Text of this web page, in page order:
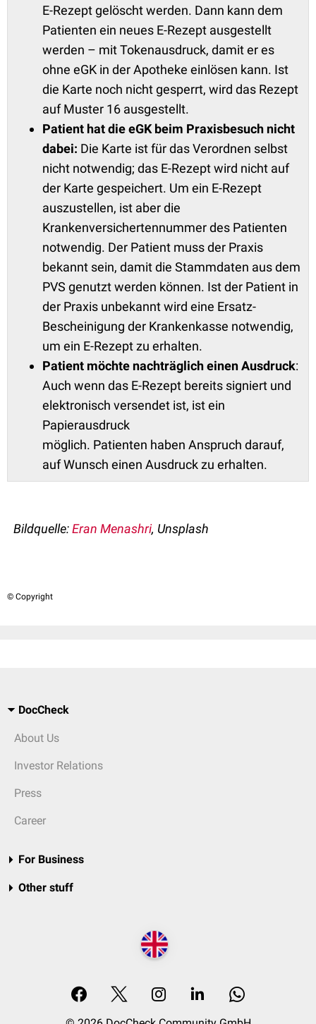
E-Rezept gelöscht werden. Dann kann dem
Patienten ein neues E-Rezept ausgestellt
werden – mit Tokenausdruck, damit er es
ohne eGK in der Apotheke einlösen kann. Ist
die Karte noch nicht gesperrt, wird das Rezept
auf Muster 16 ausgestellt.
Patient hat die eGK beim Praxisbesuch nicht
dabei: Die Karte ist für das Verordnen selbst
nicht notwendig; das E-Rezept wird nicht auf
der Karte gespeichert. Um ein E-Rezept
auszustellen, ist aber die
Krankenversichertennummer des Patienten
notwendig. Der Patient muss der Praxis
bekannt sein, damit die Stammdaten aus dem
PVS genutzt werden können. Ist der Patient in
der Praxis unbekannt wird eine Ersatz-
Bescheinigung der Krankenkasse notwendig,
um ein E-Rezept zu erhalten.
Patient möchte nachträglich einen Ausdruck:
Auch wenn das E-Rezept bereits signiert und
elektronisch versendet ist, ist ein
Papierausdruck
möglich. Patienten haben Anspruch darauf,
auf Wunsch einen Ausdruck zu erhalten.
Bildquelle:Eran Menashri, Unsplash
© Copyright
DocCheck
About Us
Investor Relations
Press
Career
For Business
Other stuff